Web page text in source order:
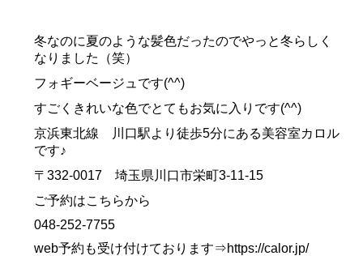
冬なのに夏のような髪色だったのでやっと冬らしく
なりました（笑）
フォギーベージュです(^^)
すごくきれいな色でとてもお気に入りです(^^)
京浜東北線 川口駅より徒歩5分にある美容室カロル
です♪
〒332-0017 埼玉県川口市栄町3-11-15
ご予約はこちらから
048-252-7755
web予約も受け付けております⇒https://calor.jp/